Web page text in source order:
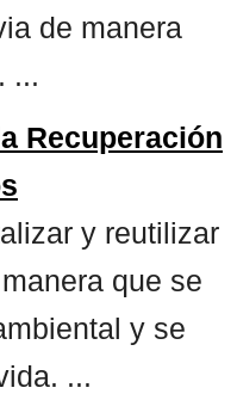
de manera
...
Recuperación
y reutilizar
que se
y se
...